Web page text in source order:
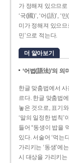
가 정해져 있으므
‘국(國)’, ‘어(語)’, ‘
미가 정해져 있으
민’으로 적는다.
더 알아보기
‘어법(語法)’의 의미
한글 맞춤법에서 사
르다. 한글 맞춤법
놓은 것으로, 표기
‘말의 일정한 법칙’
들어 “동생이 밥을
있다. 서술어 ‘먹는
가리키는 ‘동생’에
시 대상을 가리키는